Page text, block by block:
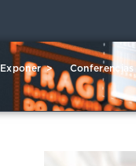
Exponer > Conferencias